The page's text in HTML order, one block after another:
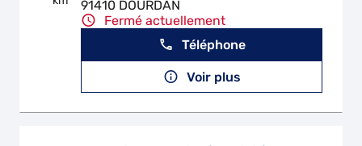
91410 DOURDAN
Fermé actuellement
Téléphone
Voir plus